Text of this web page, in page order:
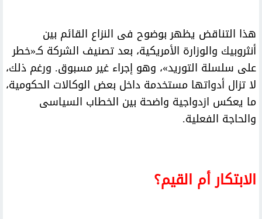
هذا التناقض يظهر بوضوح فى النزاع القائم بين
أنثروبيك والوزارة الأمريكية، بعد تصنيف الشركة كـ«خطر
على سلسلة التوريد»، وهو إجراء غير مسبوق. ورغم ذلك،
لا تزال أدواتها مستخدمة داخل بعض الوكالات الحكومية،
ما يعكس ازدواجية واضحة بين الخطاب السياسى
والحاجة الفعلية.
الابتكار أم القيم؟